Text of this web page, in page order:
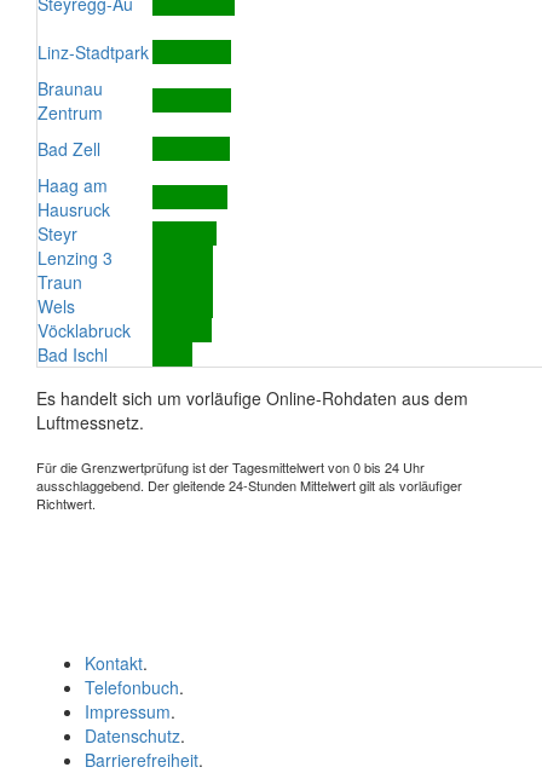
Linz-Stadtpark
Braunau
Zentrum
Bad Zell
Haag am
Hausruck
Steyr
Lenzing 3
Traun
Wels
Vöcklabruck
Bad Ischl
Es handelt sich um vorläufige Online-Rohdaten aus dem
Luftmessnetz.
Für die Grenzwertprüfung ist der Tagesmittelwert von 0 bis 24 Uhr
ausschlaggebend. Der gleitende 24-Stunden Mittelwert gilt als vorläufiger
Richtwert.
Kontakt.
Telefonbuch.
Impressum.
Datenschutz.
Barrierefreiheit.